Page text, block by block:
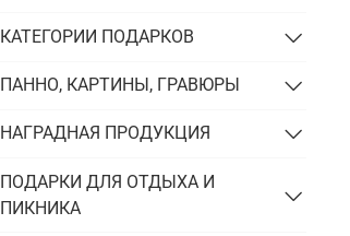
КАТЕГОРИИ ПОДАРКОВ
ПАННО, КАРТИНЫ, ГРАВЮРЫ
НАГРАДНАЯ ПРОДУКЦИЯ
ПОДАРКИ ДЛЯ ОТДЫХА И
ПИКНИКА